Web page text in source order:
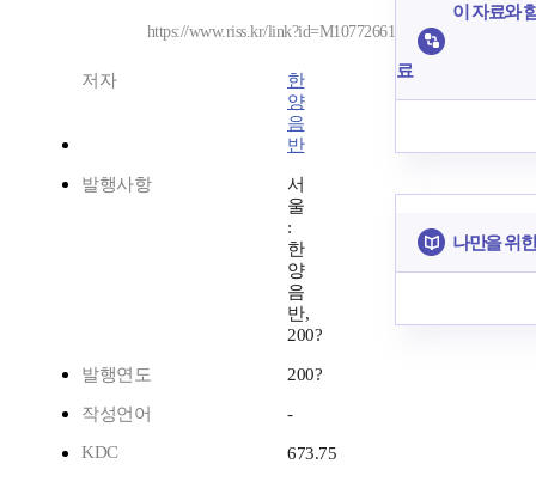
https://www.riss.kr/link?id=M10772661
저자
한
양
음
반
발행사항
서
울
:
한
양
음
반,
200?
발행연도 200?
작성언어
-
KDC
673.75
이 자료와
료
나만을 위